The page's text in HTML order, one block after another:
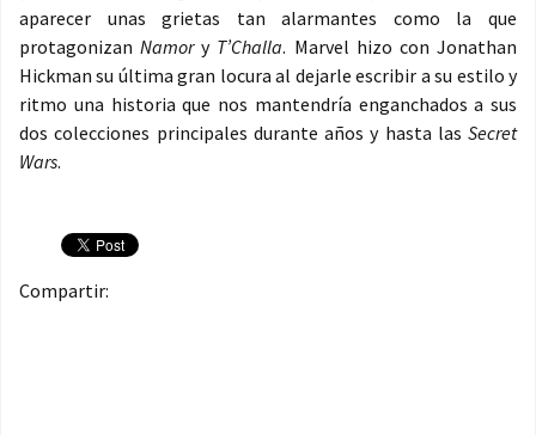
aparecer unas grietas tan alarmantes como la que
protagonizanNamory T’Challa. Marvel hizo con Jonathan
Hickman su última gran locura al dejarle escribir a su estilo y
ritmo una historia que nos mantendría enganchados a sus
dos colecciones principales durante años y hasta las Secret
Wars.
Compartir: